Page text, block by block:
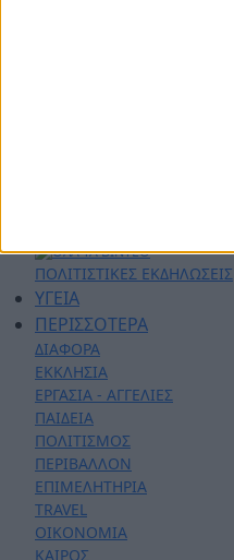
ΠΟΛΙΤΙΣΤΙΚΕΣ ΕΚΔΗΛΩΣΕΙΣ
ΥΓΕΙΑ
ΠΕΡΙΣΣΟΤΕΡΑ
ΔΙΑΦΟΡΑ
ΕΚΚΛΗΣΙΑ
ΕΡΓΑΣΙΑ - ΑΓΓΕΛΙΕΣ
ΠΑΙΔΕΙΑ
ΠΟΛΙΤΙΣΜΟΣ
ΠΕΡΙΒΑΛΛΟΝ
ΕΠΙΜΕΛΗΤΗΡΙΑ
TRAVEL
ΟΙΚΟΝΟΜΙΑ
ΚΑΙΡΟΣ